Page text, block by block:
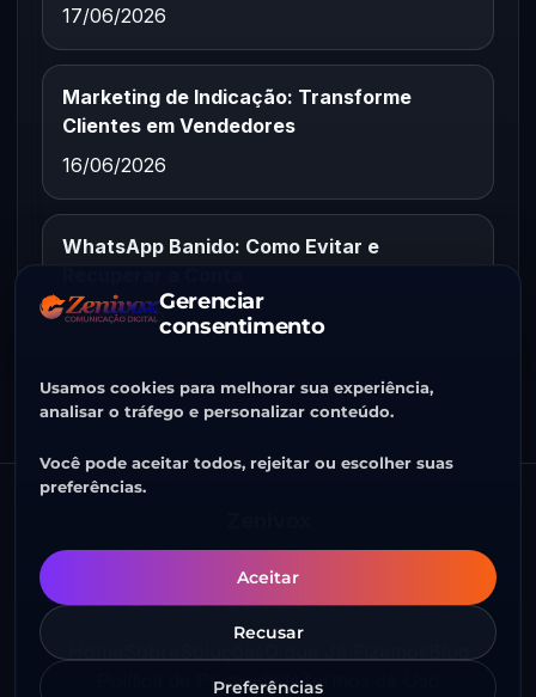
Gerenciar
consentimento
Usamos cookies para melhorar sua experiência,
analisar o tráfego e personalizar conteúdo.
Você pode aceitar todos, rejeitar ou escolher suas
preferências.
Aceitar
Recusar
Preferências
17/06/2026
Marketing de Indicação: Transforme
Clientes em Vendedores
16/06/2026
WhatsApp Banido: Como Evitar e
15/06/2026
© Todos os direitos reservados
Política de PrivacidadeTermos de Uso